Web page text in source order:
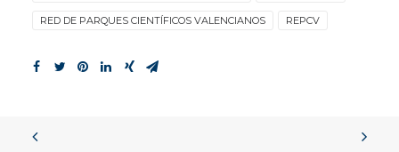
RED DE PARQUES CIENTÍFICOS VALENCIANOS REPCV